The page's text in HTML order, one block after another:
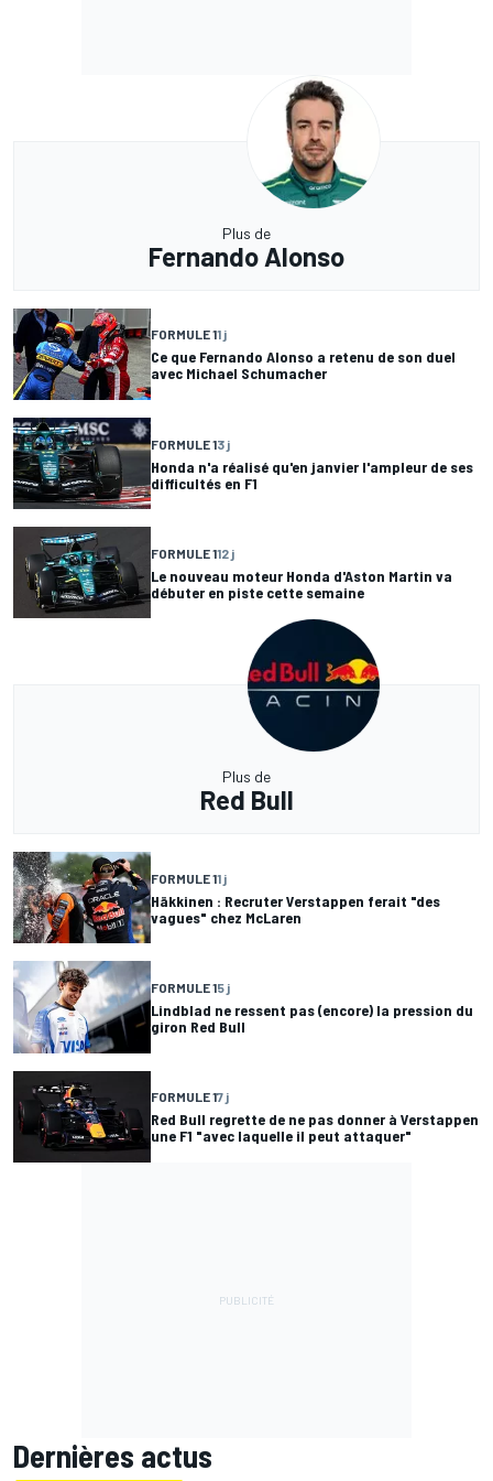
Plus de
Fernando Alonso
FORMULE 11 j
Ce que Fernando Alonso a retenu de son duel
avec Michael Schumacher
FORMULE 13 j
Honda n'a réalisé qu'en janvier l'ampleur de ses
difficultés en F1
FORMULE 112 j
Le nouveau moteur Honda d'Aston Martin va
débuter en piste cette semaine
Plus de
Red Bull
FORMULE 11 j
Häkkinen : Recruter Verstappen ferait "des
vagues" chez McLaren
FORMULE 15 j
Lindblad ne ressent pas (encore) la pression du
giron Red Bull
FORMULE 17 j
Red Bull regrette de ne pas donner à Verstappen
une F1 "avec laquelle il peut attaquer"
Dernières actus